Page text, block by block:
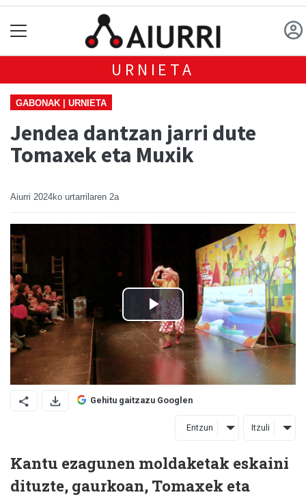
URNIETA
GABONAK | URNIETA
Jendea dantzan jarri dute
Tomaxek eta Muxik
Aiurri 2024ko urtarrilaren 2a
Gehitu gaitzazu Googlen
Entzun Itzuli
Kantu ezagunen moldaketak eskaini
dituzte, gaurkoan, Tomaxek eta